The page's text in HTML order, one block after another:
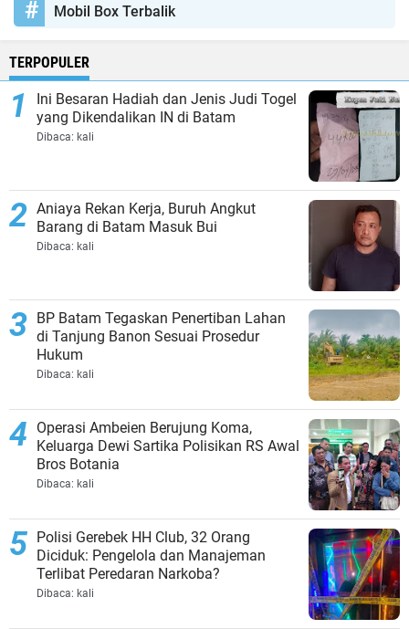
Mobil Box Terbalik
TERPOPULER
Ini Besaran Hadiah dan Jenis Judi Togel
yang Dikendalikan IN di Batam
Dibaca: kali
Aniaya Rekan Kerja, Buruh Angkut
Barang di Batam Masuk Bui
Dibaca: kali
BP Batam Tegaskan Penertiban Lahan
di Tanjung Banon Sesuai Prosedur
Hukum
Dibaca: kali
Operasi Ambeien Berujung Koma,
Keluarga Dewi Sartika Polisikan RS Awal
Bros Botania
Dibaca: kali
Polisi Gerebek HH Club, 32 Orang
Diciduk: Pengelola dan Manajeman
Terlibat Peredaran Narkoba?
Dibaca: kali